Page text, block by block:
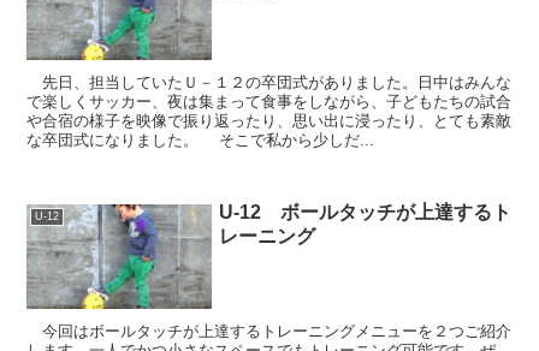
先日、担当していたＵ－１２の卒団式がありました。日中はみんな
で楽しくサッカー、夜は集まって食事をしながら、子どもたちの試合
や合宿の様子を映像で振り返ったり、思い出に浸ったり、とても素敵
な卒団式になりました。 そこで私から少しだ...
U-12
U-12 ボールタッチが上達するト
レーニング
今回はボールタッチが上達するトレーニングメニューを２つご紹介